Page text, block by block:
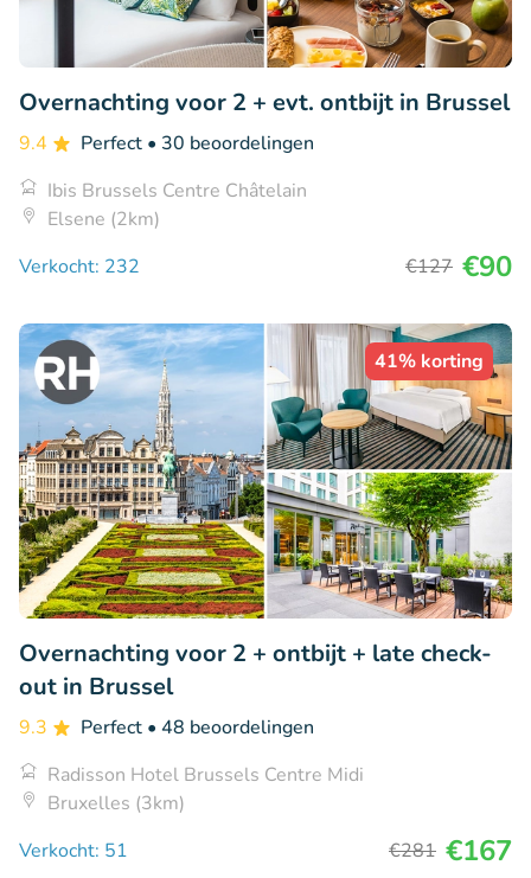
Overnachting voor 2 + evt. ontbijt in Brussel
9.4 Perfect • 30 beoordelingen
Ibis Brussels Centre Châtelain
Elsene (2km)
Verkocht: 232
€127 €90
41% korting
Overnachting voor 2 + ontbijt + late check-
out in Brussel
9.3 Perfect • 48 beoordelingen
Radisson Hotel Brussels Centre Midi
Bruxelles (3km)
Verkocht: 51
€281 €167